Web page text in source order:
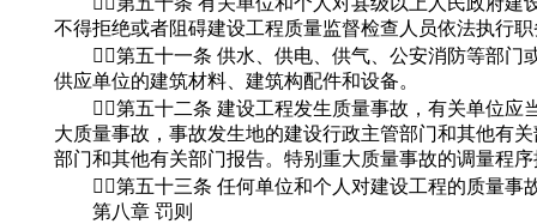
不得拒绝或者阻碍建设工程质量监督检查人员依法执行
第五十一条 供水、供电、供气、公安消防等部门
供应单位的建筑材料、建筑构配件和设备。
第五十二条 建设工程发生质量事故，有关单位应
大质量事故，事故发生地的建设行政主管部门和其他有
部门和其他有关部门报告。特别重大质量事故的调量程
第五十三条 任何单位和个人对建设工程的质量事
第八章 罚则